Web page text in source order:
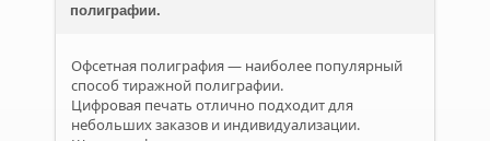
полиграфии.
Офсетная полиграфия — наиболее популярный
способ тиражной полиграфии.
Цифровая печать отлично подходит для
небольших заказов и индивидуализации.